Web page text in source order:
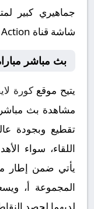
جماهيري كبير
شاشة قناة Mbc Action بتعليق المتميز .
بث مباشر
يتيح موقعكورة
مشاهدة بث مباشر
تقطيع وبجودة
اللقاء، سواء
يأتي ضمن إطار
المجموعة أ،